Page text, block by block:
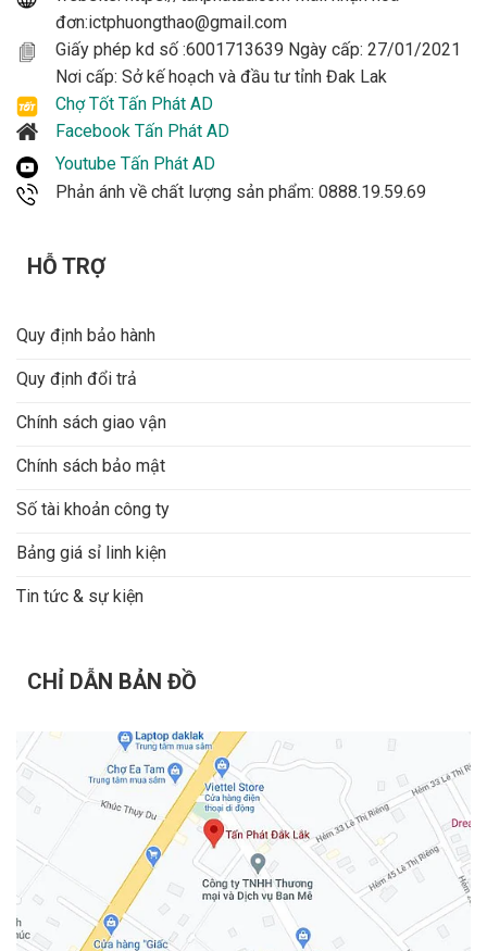
đơn:ictphuongthao@gmail.com
Giấy phép kd số :6001713639 Ngày cấp: 27/01/2021
Nơi cấp: Sở kế hoạch và đầu tư tỉnh Đak Lak
Chợ Tốt Tấn Phát AD
Facebook Tấn Phát AD
Youtube Tấn Phát AD
Phản ánh về chất lượng sản phẩm: 0888.19.59.69
HỖ TRỢ
Quy định bảo hành
Quy định đổi trả
Chính sách giao vận
Chính sách bảo mật
Số tài khoản công ty
Bảng giá sỉ linh kiện
Tin tức & sự kiện
CHỈ DẪN BẢN ĐỒ